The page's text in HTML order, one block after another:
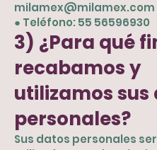
milamex@milamex.com
● Teléfono: 55 56596930
3) ¿Para qué
recabamos y
utilizamos sus
personales?
Sus datos personales